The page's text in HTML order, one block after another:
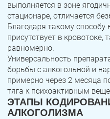
выполняется в зоне
стационаре, отличается
Благодаря такому способу
присутствует в кровотоке,
равномерно.
Универсальность
борьбы с алкогольной и
примерно через 2 месяца
тяга к психоактивным
ЭТАПЫ
АЛКОГОЛИЗМА